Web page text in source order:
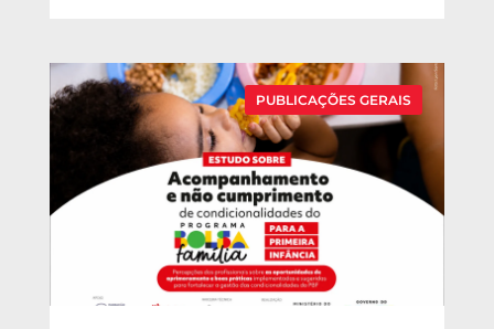
PUBLICAÇÕES GERAIS